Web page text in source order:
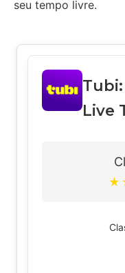
seu tempo livre.
Live
★